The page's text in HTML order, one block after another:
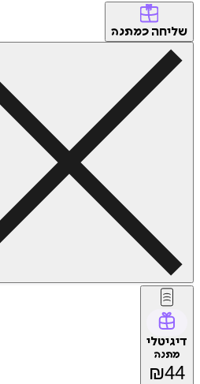
שליחה כמתנה
דיגיטלי
מתנה
₪44